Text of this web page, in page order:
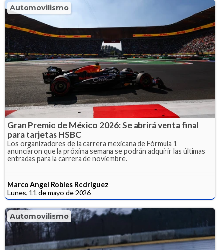
Automovilismo
Gran Premio de México 2026: Se abrirá venta final
para tarjetas HSBC
Los organizadores de la carrera mexicana de Fórmula 1
anunciaron que la próxima semana se podrán adquirir las últimas
entradas para la carrera de noviembre.
Marco Angel Robles Rodriguez
Lunes, 11 de mayo de 2026
Automovilismo